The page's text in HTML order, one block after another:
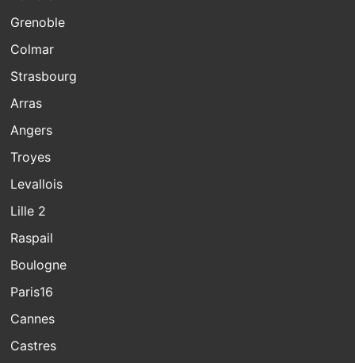
Grenoble
Colmar
Strasbourg
Arras
Angers
Troyes
Levallois
Lille 2
Raspail
Boulogne
Paris16
Cannes
Castres